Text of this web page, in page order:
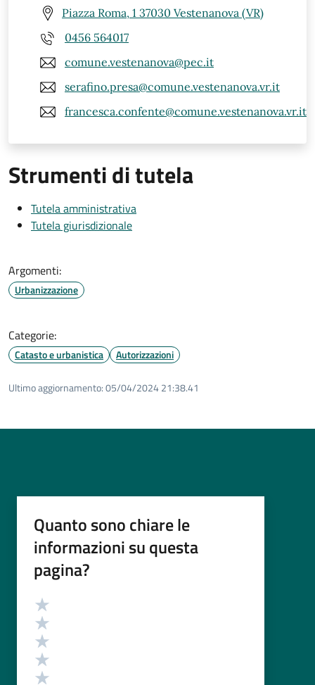
Piazza Roma, 1 37030 Vestenanova (VR)
0456 564017
comune.vestenanova@pec.it
serafino.presa@comune.vestenanova.vr.it
francesca.confente@comune.vestenanova.vr.it
Strumenti di tutela
Tutela amministrativa
Tutela giurisdizionale
Argomenti:
Urbanizzazione
Categorie:
Catasto e urbanistica Autorizzazioni
Ultimo aggiornamento:05/04/2024 21:38.41
Quanto sono chiare le
informazioni su questa
pagina?
Valutazione